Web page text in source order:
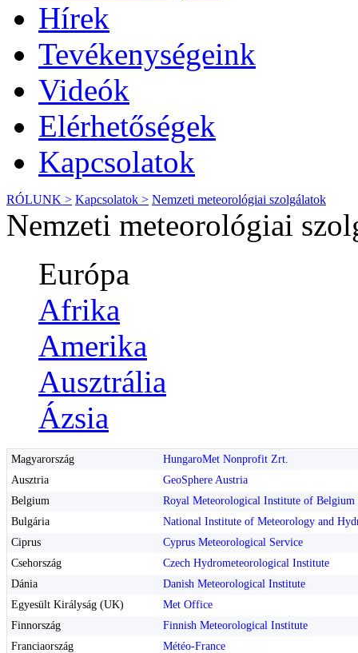
Hírek
Tevékenységeink
Videók
Elérhetőségek
Kapcsolatok
RÓLUNK > Kapcsolatok > Nemzeti meteorológiai szolgálatok
Nemzeti meteorológiai
Európa
Afrika
Amerika
Ausztrália
Ázsia
Magyarország
HungaroMet Nonprofit Zrt.
Ausztria
GeoSphere Austria
Belgium
Royal Meteorological Institute of Belgium
Bulgária
National Institute of Meteorology and
Ciprus
Cyprus Meteorological Service
Csehország
Czech Hydrometeorological Institute
Dánia
Danish Meteorological Institute
Egyesült Királyság (UK)
Met Office
Finnország
Finnish Meteorological Institute
Franciaország
Météo-France